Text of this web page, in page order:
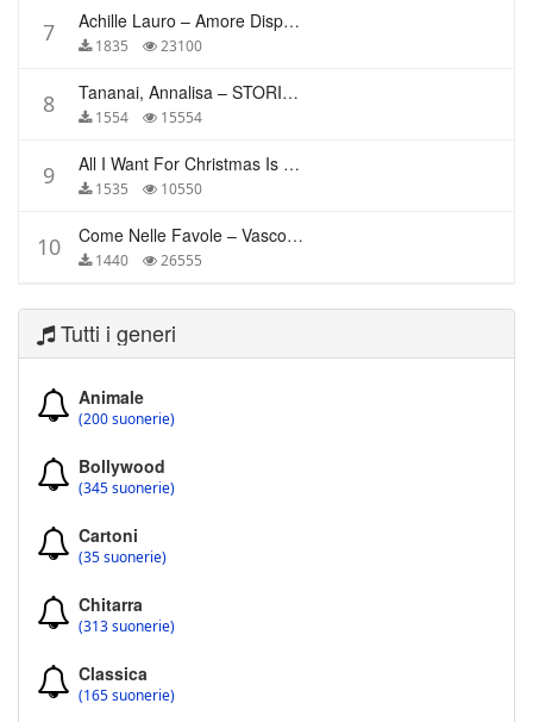
7 Achille Lauro – Amore Disperato
1835 23100
8 Tananai, Annalisa – STORIE BREVI
1554 15554
9 All I Want For Christmas Is You – Mariah Carey
1535 10550
10 Come Nelle Favole – Vasco Rossi
1440 26555
Tutti i generi
Animale
(200 suonerie)
Bollywood
(345 suonerie)
Cartoni
(35 suonerie)
Chitarra
(313 suonerie)
Classica
(165 suonerie)